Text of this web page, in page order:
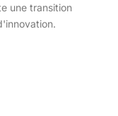
une transition